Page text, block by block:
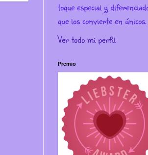
toque especial y
que los convierte en únicos.
Ver todo mi perfil
Premio